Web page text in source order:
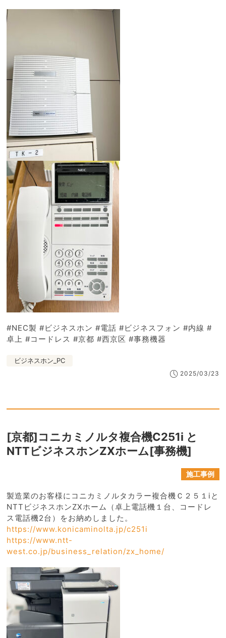
#NEC製 #ビジネスホン #電話 #ビジネスフォン #内線 #
卓上 #コードレス #京都 #西京区 #事務機器
ビジネスホン_PC
2025/03/23
[京都]コニカミノルタ複合機C251i と
NTTビジネスホンZXホーム[事務機]
施工事例
製造業のお客様にコニカミノルタカラー複合機Ｃ２５１iと
NTTビジネスホンZXホーム（卓上電話機１台、コードレ
ス電話機2台）をお納めしました。
https://www.konicaminolta.jp/c251i
https://www.ntt-
west.co.jp/business_relation/zx_home/